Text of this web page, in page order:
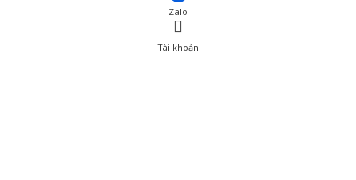
Zalo
Tài khoản